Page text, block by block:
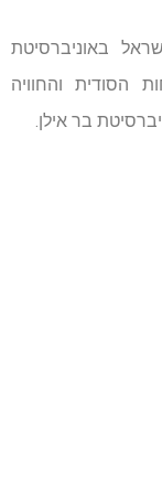
באוניברסיטת
הסודית והחוויה
בר אילן.